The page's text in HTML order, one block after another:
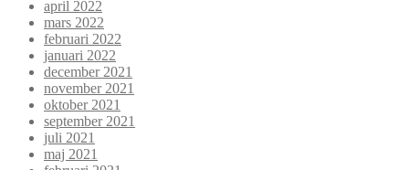
april 2022
mars 2022
februari 2022
januari 2022
december 2021
november 2021
oktober 2021
september 2021
juli 2021
maj 2021